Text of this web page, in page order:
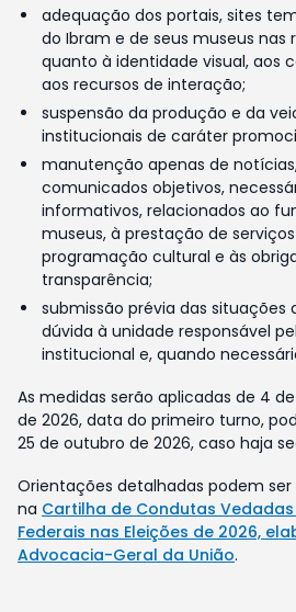
adequação dos portais, sites
do Ibram e de seus museus nas
quanto à identidade visual, aos
aos recursos de interação;
suspensão da produção e da
institucionais de caráter
manutenção apenas de
comunicados objetivos,
informativos, relacionados ao
museus, à prestação de
programação cultural e às
transparência;
submissão prévia das situações
dúvida à unidade responsável
institucional e, quando
As medidas serão aplicadas de 4
de 2026, data do primeiro turno,
25 de outubro de 2026, caso haja
Orientações detalhadas podem
na Cartilha de Condutas
Federais nas Eleições de 2026,
Advocacia-Geral da União.